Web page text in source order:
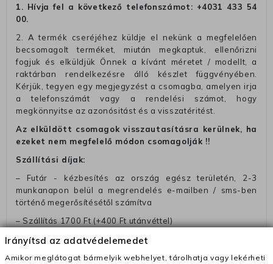
1. Hívja fel a következő telefonszámot: +4031 433 54
00.
2. A termék cseréjéhez küldje el nekünk a megfelelően
becsomagolt terméket, miután megkaptuk, ellenőrizni
fogjuk és elküldjük Önnek a kívánt méretet / modellt, a
raktárban rendelkezésre álló készlet függvényében.
Kérjük, tegyen egy megjegyzést a csomagba, amelyen irja
a telefonszámát vagy a rendelési számot, hogy
megkönnyitse az azonósitást és a visszatéritést.
Az elküldött csomagok visszautasításra kerülnek, ha
ezeket nem megfelelő módon csomagolják !!
Szállítási díjak:
– Futár - kézbesítés az ország egész területén, 2-3
munkanapon belül a megrendelés e-mailben / sms-ben
történő megerősítésétől számítva
– Szállítás 1700 Ft (+400 Ft utánvéttel)
– Ingyenes szállítás 31600 Ft feletti megrendeléseknél
Irányítsd az adatvédelemedet
Amikor meglátogat bármelyik webhelyet, tárolhatja vagy lekérheti